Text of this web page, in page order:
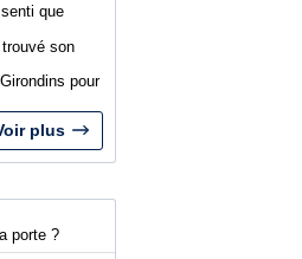
que
son
pour
plus
porte ?